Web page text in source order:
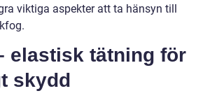
viktiga aspekter att ta hänsyn till
elastisk tätning för
skydd